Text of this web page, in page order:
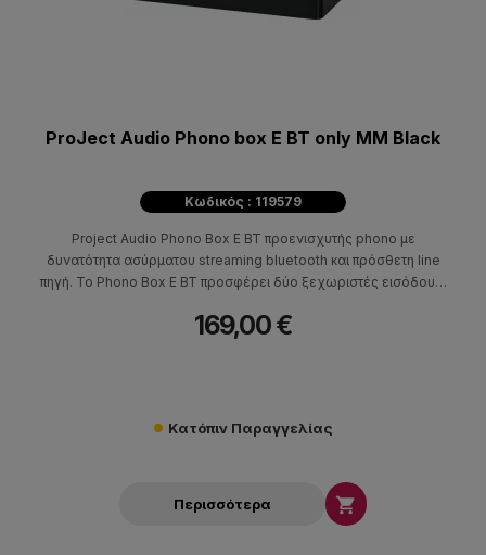
ProJect Audio Phono box E BT only MM Black
Κωδικός : 119579
Project Audio Phono Box E BT προενισχυτής phono με
δυνατότητα ασύρματου streaming bluetooth και πρόσθετη line
πηγή. Το Phono Box E BT προσφέρει δύο ξεχωριστές εισόδους,
εξόδους. Μπορεί να χρησιμοποιηθεί ως συνηθισμένο phono
169,00 €
Κατόπιν Παραγγελίας
Περισσότερα 